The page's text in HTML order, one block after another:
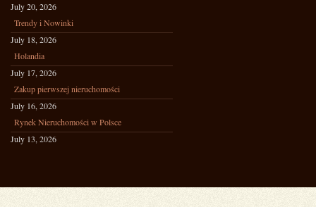
July 20, 2026
Trendy i Nowinki
July 18, 2026
Holandia
July 17, 2026
Zakup pierwszej nieruchomości
July 16, 2026
Rynek Nieruchomości w Polsce
July 13, 2026